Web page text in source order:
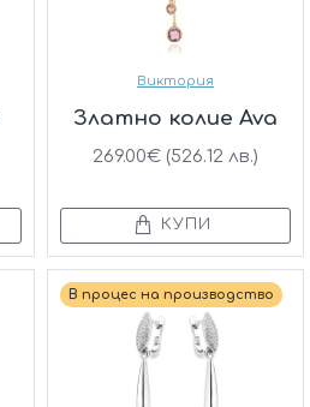
Виктория
Златно колие Ava
269.00€ (526.12 лв.)
КУПИ
В процес на производство